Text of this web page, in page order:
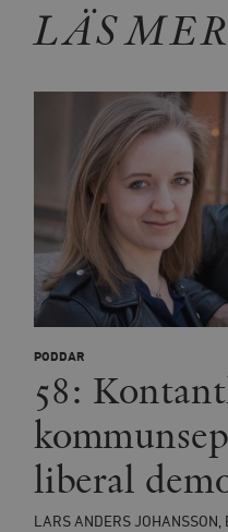
LÄS MER
PODDAR
58:
liberal
LARS ANDERS JOHANSSON,